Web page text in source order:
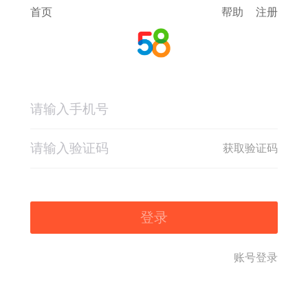
首页 帮助 注册
获取验证码
登录
账号登录